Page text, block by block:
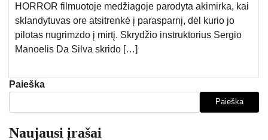
HORROR filmuotoje medžiagoje parodyta akimirka, kai
sklandytuvas ore atsitrenkė į parasparnį, dėl kurio jo
pilotas nugrimzdo į mirtį. Skrydžio instruktorius Sergio
Manoelis Da Silva skrido […]
Paieška
Paieška
Naujausi įrašai